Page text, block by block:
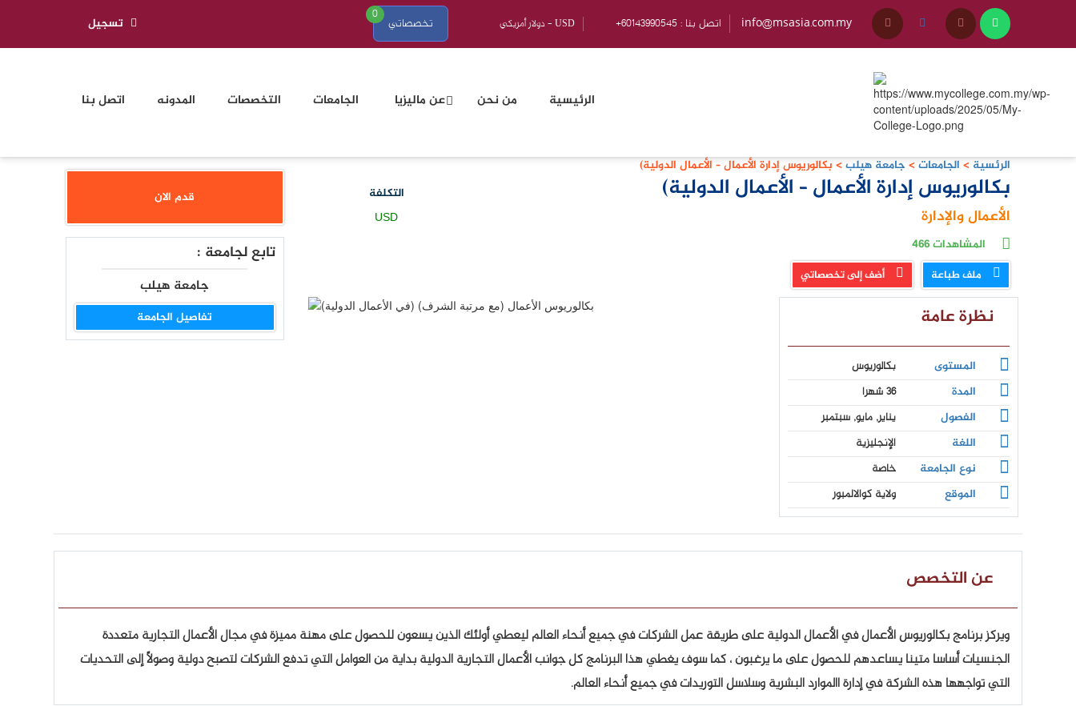
تخصصاتي
0
+60143990545 : اتصل بنا info@msasia.com.my تسجيل
الرئيسية من نحن عن ماليزيا الجامعات التخصصات المدونه اتصل بنا
قدم الان
تابع لجامعة :
جامعة هيلب
تفاصيل الجامعة
الرئسية > الجامعات> جامعة هيلب> بكالوريوس إدارة الأعمال – الأعمال الدولية)
التكلفة
USD
بكالوريوس إدارة الأعمال – الأعمال الدولية)
الأعمال والإدارة
المشاهدات466
ملف طباعة أضف إلى تخصصاتي
نظرة عامة
المستوى
بكالوريوس
المدة
36 شهرا
الفصول
يناير, مايو, سبتمبر
اللغة
الإنجليزية
نوع الجامعة
خاصة
الموقع
ولاية كوالالمبور
عن التخصص
ويركز برنامج بكالوريوس الأعمال في الأعمال الدولية على طريقة عمل الشركات في جميع أنحاء العالم ليعطي أولئك الذين يسعون للحصول على مهنة مميزة في مجال الأعمال التجارية متعددة
الجنسيات أساسا متينا يساعدهم للحصول على ما يرغبون ، كما سوف يغطي هذا البرنامج كل جوانب الأعمال التجارية الدولية بداية من العوامل التي تدفع الشركات لتصبح دولية وصولاً إلى التحديات
التي تواجهها هذه الشركة في إدارة االموارد البشرية وسلاسل التوريدات في جميع أنحاء العالم.